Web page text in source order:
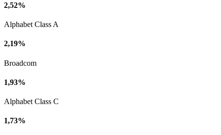
2,52%
Alphabet Class A
2,19%
Broadcom
1,93%
Alphabet Class C
1,73%